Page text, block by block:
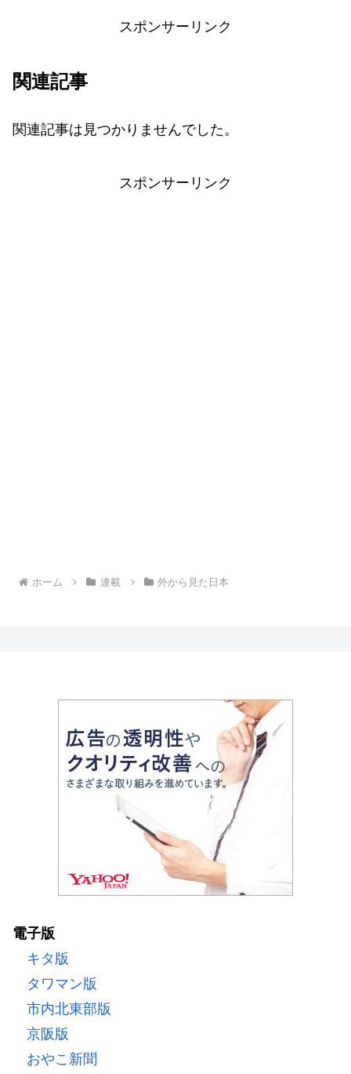
スポンサーリンク
関連記事
関連記事は見つかりませんでした。
スポンサーリンク
ホーム 連載 外から見た日本
電子版
キタ版
タワマン版
市内北東部版
京阪版
おやこ新聞